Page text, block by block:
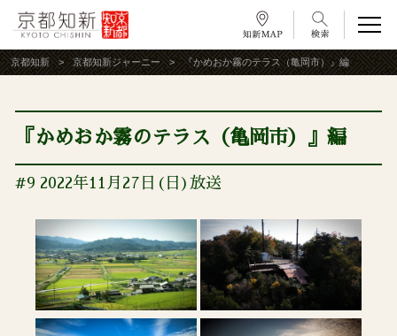
京都知新 京都知新ジャーニー 『かめおか霧のテラス（亀岡市）』編
『かめおか霧のテラス（亀岡市）』編
#9 2022年11月27日(日)放送